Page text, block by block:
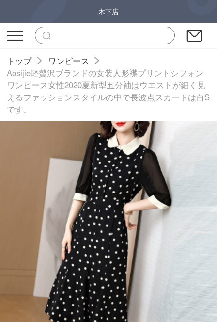
木下店
トップ
ワンピース
Aosijie軽贅沢ブランドの女装人形襟プリントシフォン
ワンピース女性2020夏新型五分袖はウエストが細く見
えるファッションスタイルの中で長波点スカートは白S
です。